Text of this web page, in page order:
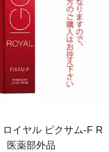
イヤル ピクサム-F R
医薬部外品